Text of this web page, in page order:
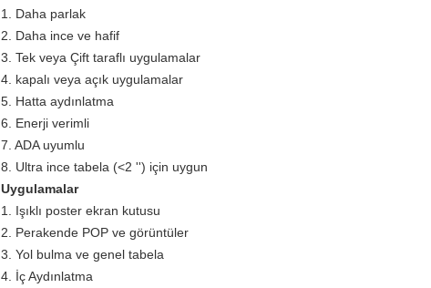
1. Daha parlak
2. Daha ince ve hafif
3. Tek veya Çift taraflı uygulamalar
4. kapalı veya açık uygulamalar
5. Hatta aydınlatma
6. Enerji verimli
7. ADA uyumlu
8. Ultra ince tabela (<2 '') için uygun
Uygulamalar
1. Işıklı poster ekran kutusu
2. Perakende POP ve görüntüler
3. Yol bulma ve genel tabela
4. İç Aydınlatma